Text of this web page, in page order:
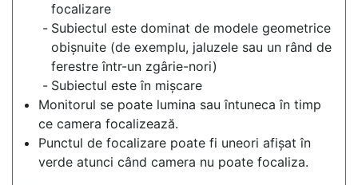
focalizare
Subiectul este dominat de modele geometrice
obișnuite (de exemplu, jaluzele sau un rând de
ferestre într-un zgârie-nori)
Subiectul este în mișcare
Monitorul se poate lumina sau întuneca în timp
ce camera focalizează.
Punctul de focalizare poate fi uneori afișat în
verde atunci când camera nu poate focaliza.